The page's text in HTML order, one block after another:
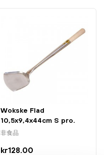
Wokske Flad
10,5x9,4x44cm S pro.
非食品
kr128.00